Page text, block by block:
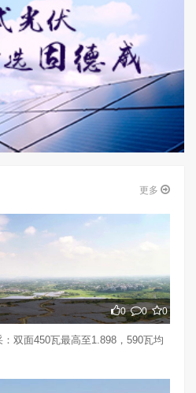
更多
0 0 0
双面450瓦最高至1.898，590瓦均